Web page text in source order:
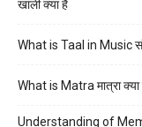
खाली क्या है
What is Taal in Music
What is Matra मात्रा क्या
Understanding of